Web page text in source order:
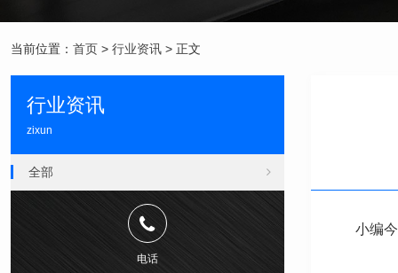
当前位置： 首页 > 行业资讯 > 正文
小编
行业资讯
zixun
全部
电话